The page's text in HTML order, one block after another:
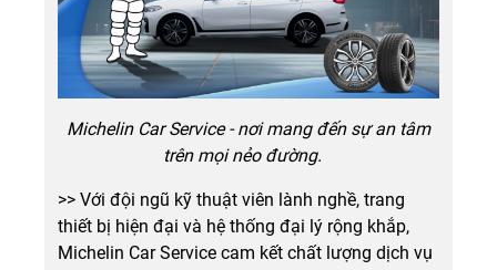
Michelin Car Service - nơi mang đến sự an tâm
trên mọi nẻo đường.
>> Với đội ngũ kỹ thuật viên lành nghề, trang
thiết bị hiện đại và hệ thống đại lý rộng khắp,
Michelin Car Service cam kết chất lượng dịch vụ